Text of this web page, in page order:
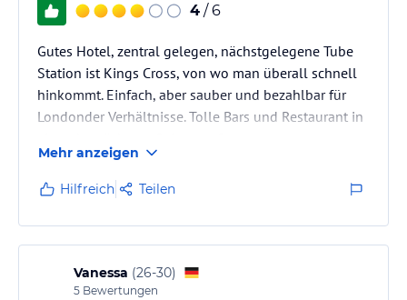
4 / 6
Gutes Hotel, zentral gelegen, nächstgelegene Tube
Station ist Kings Cross, von wo man überall schnell
hinkommt. Einfach, aber sauber und bezahlbar für
Londonder Verhältnisse. Tolle Bars und Restaurant in
Mehr anzeigen
Hilfreich Teilen
Vanessa (26-30)
5 Bewertungen